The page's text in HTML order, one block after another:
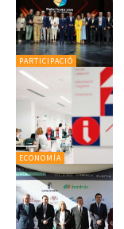
PARTICIPACIÓ
ECONOMÍA